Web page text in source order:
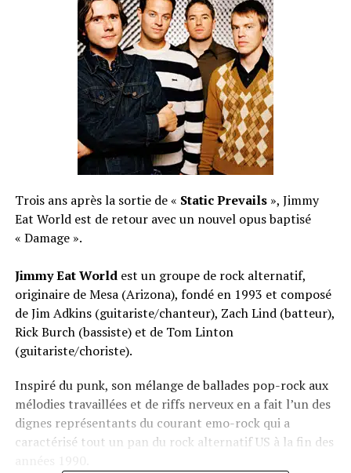
Trois ans après la sortie de « Static Prevails», Jimmy
Eat World est de retour avec un nouvel opus baptisé
« Damage ».
Jimmy Eat Worldest un groupe de rock alternatif,
originaire de Mesa (Arizona), fondé en 1993 et composé
de Jim Adkins (guitariste/chanteur), Zach Lind (batteur),
Rick Burch (bassiste) et de Tom Linton
(guitariste/choriste).
Inspiré du punk, son mélange de ballades pop-rock aux
mélodies travaillées et de riffs nerveux en a fait l’un des
dignes représentants du courant emo-rock qui a
caractérisé tout un pan du rock alternatif US à la fin des